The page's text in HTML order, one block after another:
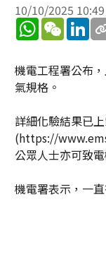
10/10/2025 10:49
WhatsApp
WeChat
機電工程署公布
氣規格。
詳細化驗結果已
(https://
公眾人士亦可致
機電署表示，一